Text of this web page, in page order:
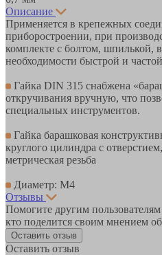
Описание
Применяется в крепежных
приборостроении, при
комплекте с болтом, шпилькой,
необходимости быстрой и
Гайка DIN 315 снабжена
откручивания вручную, что
специальных инструментов.
Гайка барашковая
круглого цилиндра с
метрическая резьба
Диаметр: М4
Отзывы
Помогите другим
кто поделится своим мнением
Оставить отзыв
Оставить отзыв